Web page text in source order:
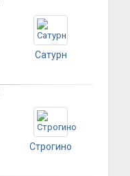
Сатурн
Строгино